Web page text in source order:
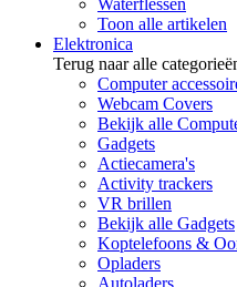
Waterflessen
Toon alle artikelen
Elektronica
Terug naar alle
Computer
Webcam Covers
Bekijk alle
Gadgets
Actiecamera's
Activity trackers
VR brillen
Bekijk alle Gadgets
Koptelefoons &
Opladers
Autoladers